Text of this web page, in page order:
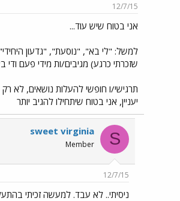
12/7/15
אני בטוח שיש עוד...
למשל: "לי בא", "נוסעת", "גדעון היחידי"
שזכרתי כרגע) מגיבים/ות מידי פעם ודי
תרגישי/ו חופשי להעלות נושאים, לא רק
יעניין, אני בטוח שיתחילו להגיב יותר
S
sweet virginia
Member
12/7/15
ניסיתי.. לא עבד. למעשה זכיתי